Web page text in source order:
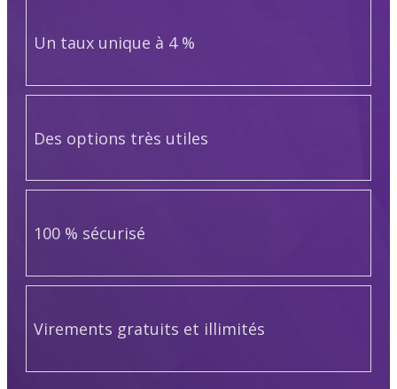
Un taux unique à 4 %
Des options très utiles
100 % sécurisé
Virements gratuits et illimités